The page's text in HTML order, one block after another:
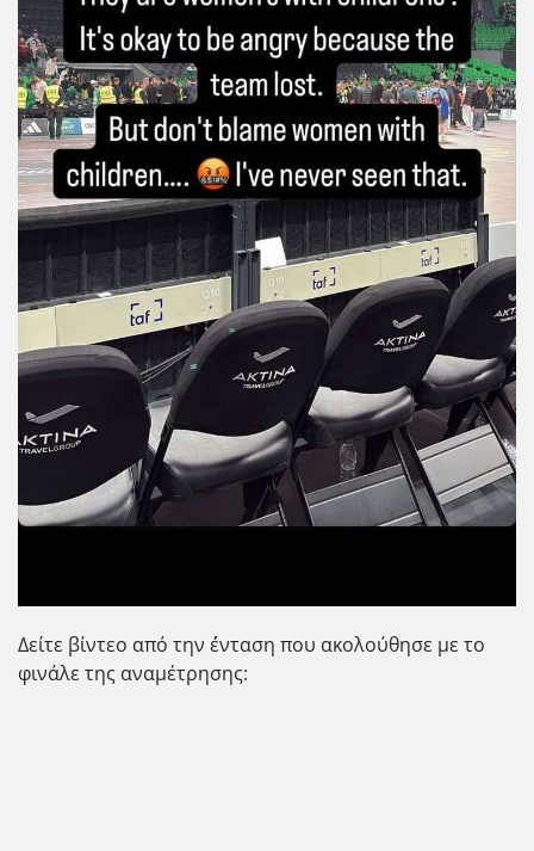
Δείτε βίντεο από την ΄ένταση που ακολούθησε με το
φινάλε της αναμέτρησης: